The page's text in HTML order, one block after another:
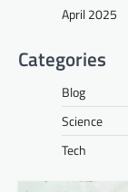
April 2025
Categories
Blog
Science
Tech